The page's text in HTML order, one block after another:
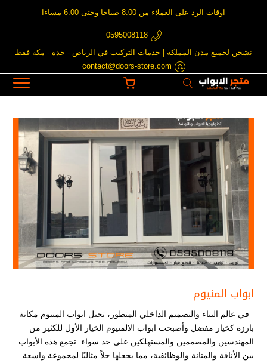
اوقات الرد على العملاء من 8:00 صباحا وحتى 6:00 مساءا
0595008118
نشحن لجميع مدن المملكة | خدمات التركيب في الرياض - جدة - مكة فقط
contact@doors-store.com
ابواب المنيوم
في عالم البناء والتصميم الداخلي المتطور، تحتل ابواب المنيوم مكانة
بارزة كخيار مفضل وأصبحت ابواب الالمنيوم الخيار الأول للكثير من
المهندسين والمصممين والمستهلكين على حد سواء. تجمع هذه الأبواب
بين الأناقة والمتانة والوظائفية، مما يجعلها حلاً مثاليًا لمجموعة واسعة